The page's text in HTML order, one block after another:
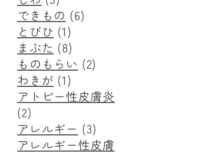
できもの (6)
とびひ (1)
まぶた (8)
ものもらい (2)
わきが (1)
アトピー性皮膚炎
(2)
アレルギー (3)
アレルギー性皮膚